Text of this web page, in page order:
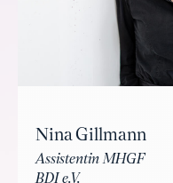
Nina Gillmann
Assistentin MHGF
BDI e.V.